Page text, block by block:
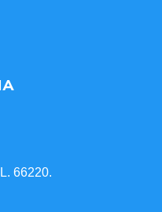
66220.